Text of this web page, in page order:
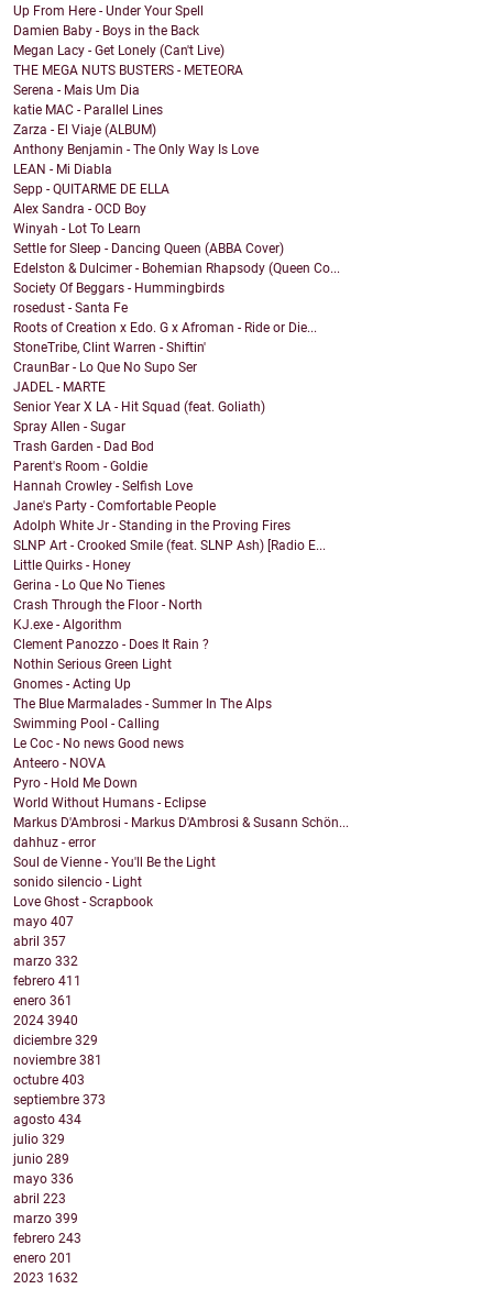
Up From Here - Under Your Spell
Damien Baby - Boys in the Back
Megan Lacy - Get Lonely (Can't Live)
THE MEGA NUTS BUSTERS - METEORA
Serena - Mais Um Dia
katie MAC - Parallel Lines
Zarza - El Viaje (ALBUM)
Anthony Benjamin - The Only Way Is Love
LEAN - Mi Diabla
Sepp - QUITARME DE ELLA
Alex Sandra - OCD Boy
Winyah - Lot To Learn
Settle for Sleep - Dancing Queen (ABBA Cover)
Edelston & Dulcimer - Bohemian Rhapsody (Queen Co...
Society Of Beggars - Hummingbirds
rosedust - Santa Fe
Roots of Creation x Edo. G x Afroman - Ride or Die...
StoneTribe, Clint Warren - Shiftin'
CraunBar - Lo Que No Supo Ser
JADEL - MARTE
Senior Year X LA - Hit Squad (feat. Goliath)
Spray Allen - Sugar
Trash Garden - Dad Bod
Parent's Room - Goldie
Hannah Crowley - Selfish Love
Jane's Party - Comfortable People
Adolph White Jr - Standing in the Proving Fires
SLNP Art - Crooked Smile (feat. SLNP Ash) [Radio E...
Little Quirks - Honey
Gerina - Lo Que No Tienes
Crash Through the Floor - North
KJ.exe - Algorithm
Clement Panozzo - Does It Rain ?
Nothin Serious Green Light
Gnomes - Acting Up
The Blue Marmalades - Summer In The Alps
Swimming Pool - Calling
Le Coc - No news Good news
Anteero - NOVA
Pyro - Hold Me Down
World Without Humans - Eclipse
Markus D'Ambrosi - Markus D'Ambrosi & Susann Schön...
dahhuz - error
Soul de Vienne - You'll Be the Light
sonido silencio - Light
Love Ghost - Scrapbook
mayo 407
abril 357
marzo 332
febrero 411
enero 361
2024 3940
diciembre 329
noviembre 381
octubre 403
septiembre 373
agosto 434
julio 329
junio 289
mayo 336
abril 223
marzo 399
febrero 243
enero 201
2023 1632